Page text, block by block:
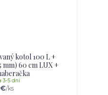
kotol 100 L +
mm) 60 cm LUX +
/ks
3-5 dní